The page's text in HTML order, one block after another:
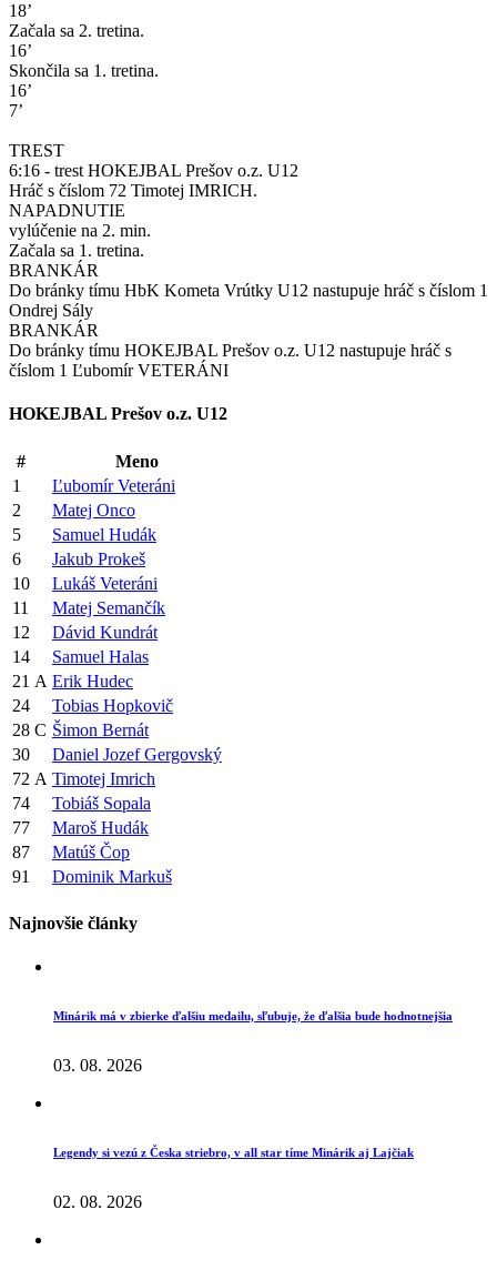
18’
Začala sa 2. tretina.
16’
Skončila sa 1. tretina.
16’
7’
TREST
6:16 - trest HOKEJBAL Prešov o.z. U12
Hráč s číslom 72 Timotej IMRICH.
NAPADNUTIE
vylúčenie na 2. min.
Začala sa 1. tretina.
BRANKÁR
Do bránky tímu HbK Kometa Vrútky U12 nastupuje hráč s číslom 1
Ondrej Sály
BRANKÁR
Do bránky tímu HOKEJBAL Prešov o.z. U12 nastupuje hráč s
číslom 1 Ľubomír VETERÁNI
HOKEJBAL Prešov o.z. U12
#
Meno
1
Ľubomír Veteráni
2
Matej Onco
5
Samuel Hudák
6
Jakub Prokeš
10
Lukáš Veteráni
11
Matej Semančík
12
Dávid Kundrát
14
Samuel Halas
21 A Erik Hudec
24
Tobias Hopkovič
28 C Šimon Bernát
30
Daniel Jozef Gergovský
72 A Timotej Imrich
74
Tobiáš Sopala
77
Maroš Hudák
87
Matúš Čop
91
Dominik Markuš
Najnovšie články
Minárik má v zbierke ďalšiu medailu, sľubuje, že ďalšia bude hodnotnejšia
03. 08. 2026
Legendy si vezú z Česka striebro, v all star tíme Minárik aj Lajčiak
02. 08. 2026